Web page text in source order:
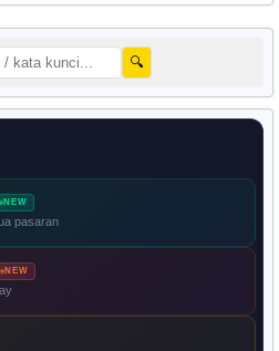
🔍
NEW
pasaran
NEW